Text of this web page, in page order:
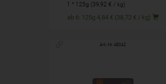
1 * 125g (39,92 € / kg)
ab 6: 125g 4,84 € (38,72 € / kg)
Art.-Nr. 48042